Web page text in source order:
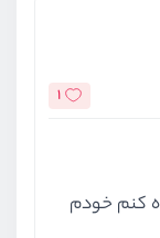
1
کنم خودم